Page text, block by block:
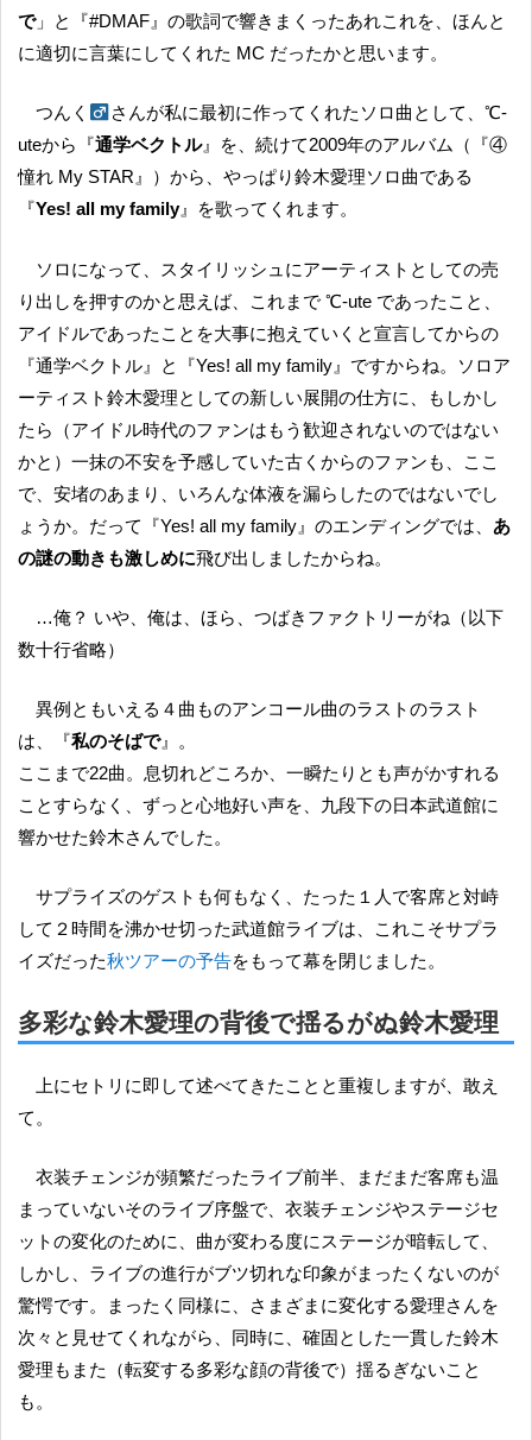
で」と『#DMAF』の歌詞で響きまくったあれこれを、ほんと
に適切に言葉にしてくれた MC だったかと思います。
つんく
さんが私に最初に作ってくれたソロ曲として、℃-
uteから『通学ベクトル』を、続けて2009年のアルバム（『④
憧れ My STAR』）から、やっぱり鈴木愛理ソロ曲である
『Yes! all my family』を歌ってくれます。
ソロになって、スタイリッシュにアーティストとしての売
り出しを押すのかと思えば、これまで ℃-ute であったこと、
アイドルであったことを大事に抱えていくと宣言してからの
『通学ベクトル』と『Yes! all my family』ですからね。ソロア
ーティスト鈴木愛理としての新しい展開の仕方に、もしかし
たら（アイドル時代のファンはもう歓迎されないのではない
かと）一抹の不安を予感していた古くからのファンも、ここ
で、安堵のあまり、いろんな体液を漏らしたのではないでし
ょうか。だって『Yes! all my family』のエンディングでは、 あ
の謎の動きも激しめに飛び出しましたからね。
…俺？ いや、俺は、ほら、つばきファクトリーがね（以下
数十行省略）
異例ともいえる４曲ものアンコール曲のラストのラスト
は、『私のそばで』。
ここまで22曲。息切れどころか、一瞬たりとも声がかすれる
ことすらなく、ずっと心地好い声を、九段下の日本武道館に
響かせた鈴木さんでした。
サプライズのゲストも何もなく、たった１人で客席と対峙
して２時間を沸かせ切った武道館ライブは、これこそサプラ
イズだった秋ツアーの予告をもって幕を閉じました。
多彩な鈴木愛理の背後で揺るがぬ鈴木愛理
上にセトリに即して述べてきたことと重複しますが、敢え
て。
衣装チェンジが頻繁だったライブ前半、まだまだ客席も温
まっていないそのライブ序盤で、衣装チェンジやステージセ
ットの変化のために、曲が変わる度にステージが暗転して、
しかし、ライブの進行がブツ切れな印象がまったくないのが
驚愕です。まったく同様に、さまざまに変化する愛理さんを
次々と見せてくれながら、同時に、確固とした一貫した鈴木
愛理もまた（転変する多彩な顔の背後で）揺るぎないこと
も。